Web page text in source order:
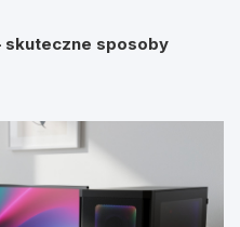
sposoby